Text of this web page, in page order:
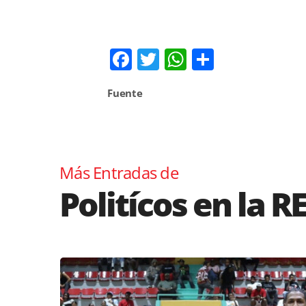
Facebook
TwitterWhatsApp
Fuente
Más Entradas de
Politícos en la